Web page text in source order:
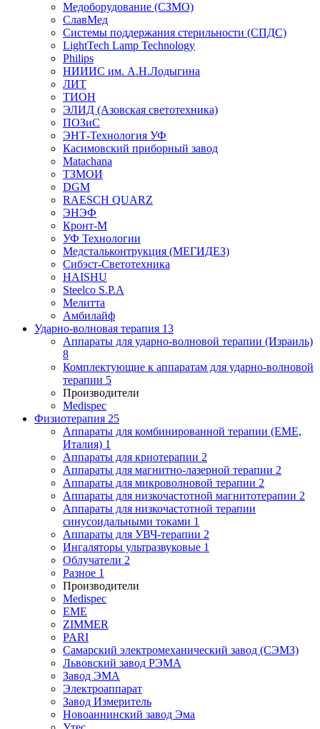
Медоборудование (СЗМО)
СлавМед
Системы поддержания стерильности (СПДС)
LightTech Lamp Technology
Philips
НИИИС им. А.Н.Лодыгина
ЛИТ
ТИОН
ЭЛИД (Азовская светотехника)
ПОЗиС
ЭНТ-Технология УФ
Касимовский приборный завод
Matachana
ТЗМОИ
DGM
RAESCH QUARZ
ЭНЭФ
Кронт-М
УФ Технологии
Медстальконтрукция (МЕГИДЕЗ)
Сибэст-Светотехника
HAISHU
Steelco S.P.A
Мелитта
Амбилайф
Ударно-волновая терапия 13
Аппараты для ударно-волновой терапии (Израиль)
8
Комплектующие к аппаратам для ударно-волновой
терапии 5
Производители
Medispec
Физиотерапия 25
Аппараты для комбинированной терапии (EME,
Италия) 1
Аппараты для криотерапии 2
Аппараты для магнитно-лазерной терапии 2
Аппараты для микроволновой терапии 2
Аппараты для низкочастотной магнитотерапии 2
Аппараты для низкочастотной терапии
синусоидальными токами 1
Аппараты для УВЧ-терапии 2
Ингаляторы ультразвуковые 1
Облучатели 2
Разное 1
Производители
Medispec
EME
ZIMMER
PARI
Самарский электромеханический завод (СЭМЗ)
Львовский завод РЭМА
Завод ЭМА
Электроаппарат
Завод Измеритель
Новоаннинский завод Эма